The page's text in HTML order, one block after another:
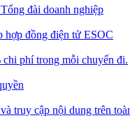
đài doanh nghiệp
hợp đồng điện tử ESOC
chi phí trong mỗi chuyến đi.
truy cập nội dung trên